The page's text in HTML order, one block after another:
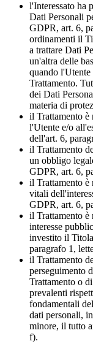
l'Interessato ha
Dati Personali
GDPR, art. 6,
ordinamenti il
a trattare Dati
un'altra delle
quando
Trattamento.
dei Dati
materia di
il Trattamento è
l'Utente e/o
dell'art. 6,
il Trattamento
un obbligo
GDPR, art. 6,
il Trattamento è
vitali
GDPR, art. 6,
il Trattamento è
interesse
investito il
paragrafo 1,
il Trattamento
perseguimento
Trattamento o
prevalenti
fondamentali
dati personali,
minore, il tutto
f).